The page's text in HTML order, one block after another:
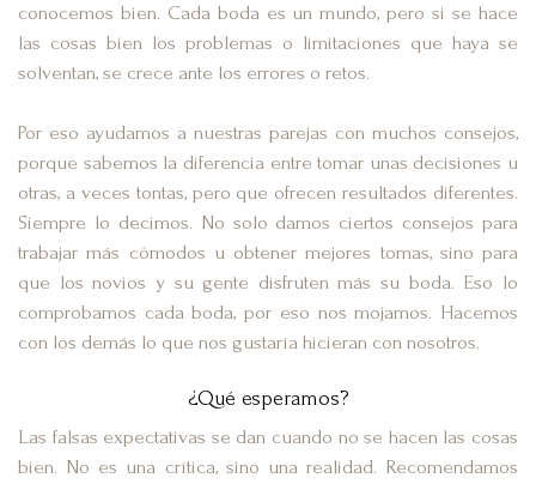
conocemos bien. Cada boda es un mundo, pero si se hace
las cosas bien los problemas o limitaciones que haya se
solventan, se crece ante los errores o retos.
Por eso ayudamos a nuestras parejas con muchos consejos,
porque sabemos la diferencia entre tomar unas decisiones u
otras, a veces tontas, pero que ofrecen resultados diferentes.
Siempre lo decimos. No solo damos ciertos consejos para
trabajar más cómodos u obtener mejores tomas, sino para
que los novios y su gente disfruten más su boda. Eso lo
comprobamos cada boda, por eso nos mojamos. Hacemos
con los demás lo que nos gustaría hicieran con nosotros.
¿Qué esperamos?
Las falsas expectativas se dan cuando no se hacen las cosas
bien. No es una crítica, sino una realidad. Recomendamos